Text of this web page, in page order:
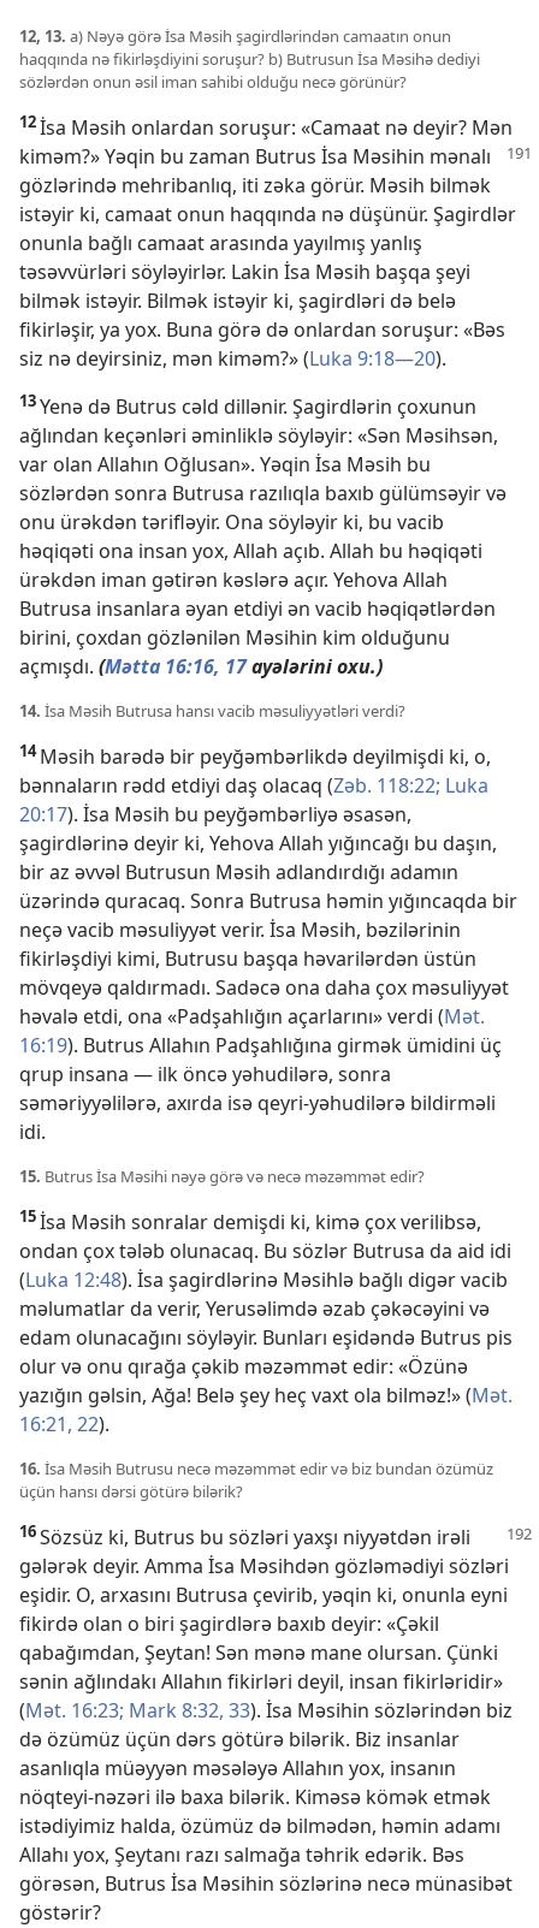
12, 13. a) Nəyə görə İsa Məsih şagirdlərindən camaatın onun
haqqında nə fikirləşdiyini soruşur? b) Butrusun İsa Məsihə dediyi
sözlərdən onun əsil iman sahibi olduğu necə görünür?
12İsa Məsih onlardan soruşur: «Camaat nə deyir? Mən
kiməm?»Yəqin bu zaman Butrus İsa Məsihin mənalı
gözlərində mehribanlıq, iti zəka görür. Məsih bilmək
istəyir ki, camaat onun haqqında nə düşünür. Şagirdlər
onunla bağlı camaat arasında yayılmış yanlış
təsəvvürləri söyləyirlər. Lakin İsa Məsih başqa şeyi
bilmək istəyir. Bilmək istəyir ki, şagirdləri də belə
fikirləşir, ya yox. Buna görə də onlardan soruşur: «Bəs
siz nə deyirsiniz, mən kiməm?» (Luka 9:18—20).
13Yenə də Butrus cəld dillənir. Şagirdlərin çoxunun
ağlından keçənləri əminliklə söyləyir: «Sən Məsihsən,
var olan Allahın Oğlusan». Yəqin İsa Məsih bu
sözlərdən sonra Butrusa razılıqla baxıb gülümsəyir və
onu ürəkdən tərifləyir. Ona söyləyir ki, bu vacib
həqiqəti ona insan yox, Allah açıb. Allah bu həqiqəti
ürəkdən iman gətirən kəslərə açır. Yehova Allah
Butrusa insanlara əyan etdiyi ən vacib həqiqətlərdən
birini, çoxdan gözlənilən Məsihin kim olduğunu
açmışdı. (Mətta 16:16, 17ayələrini oxu.)
14. İsa Məsih Butrusa hansı vacib məsuliyyətləri verdi?
14Məsih barədə bir peyğəmbərlikdə deyilmişdi ki, o,
bənnaların rədd etdiyi daş olacaq (Zəb. 118:22; Luka
20:17). İsa Məsih bu peyğəmbərliyə əsasən,
şagirdlərinə deyir ki, Yehova Allah yığıncağı bu daşın,
bir az əvvəl Butrusun Məsih adlandırdığı adamın
üzərində quracaq. Sonra Butrusa həmin yığıncaqda bir
neçə vacib məsuliyyət verir. İsa Məsih, bəzilərinin
fikirləşdiyi kimi, Butrusu başqa həvarilərdən üstün
mövqeyə qaldırmadı. Sadəcə ona daha çox məsuliyyət
həvalə etdi, ona «Padşahlığın açarlarını» verdi (Mət.
16:19). Butrus Allahın Padşahlığına girmək ümidini üç
qrup insana — ilk öncə yəhudilərə, sonra
səməriyyəlilərə, axırda isə qeyri-yəhudilərə bildirməli
idi.
15. Butrus İsa Məsihi nəyə görə və necə məzəmmət edir?
15İsa Məsih sonralar demişdi ki, kimə çox verilibsə,
ondan çox tələb olunacaq. Bu sözlər Butrusa da aid idi
(Luka 12:48). İsa şagirdlərinə Məsihlə bağlı digər vacib
məlumatlar da verir, Yerusəlimdə əzab çəkəcəyini və
edam olunacağını söyləyir. Bunları eşidəndə Butrus pis
olur və onu qırağa çəkib məzəmmət edir: «Özünə
yazığın gəlsin, Ağa! Belə şey heç vaxt ola bilməz!» (Mət.
16:21, 22).
16. İsa Məsih Butrusu necə məzəmmət edir və biz bundan özümüz
üçün hansı dərsi götürə bilərik?
16Sözsüz ki, Butrus bu sözləri yaxşı niyyətdən irəli
gələrək deyir. Amma İsa Məsihdən gözləmədiyi sözləri
eşidir. O, arxasını Butrusa çevirib, yəqin ki, onunla eyni
fikirdə olan o biri şagirdlərə baxıb deyir: «Çəkil
qabağımdan, Şeytan! Sən mənə mane olursan. Çünki
sənin ağlındakı Allahın fikirləri deyil, insan fikirləridir»
(Mət. 16:23; Mark 8:32, 33). İsa Məsihin sözlərindən biz
də özümüz üçün dərs götürə bilərik. Biz insanlar
asanlıqla müəyyən məsələyə Allahın yox, insanın
nöqteyi-nəzəri ilə baxa bilərik. Kiməsə kömək etmək
istədiyimiz halda, özümüz də bilmədən, həmin adamı
Allahı yox, Şeytanı razı salmağa təhrik edərik. Bəs
görəsən, Butrus İsa Məsihin sözlərinə necə münasibət
göstərir?